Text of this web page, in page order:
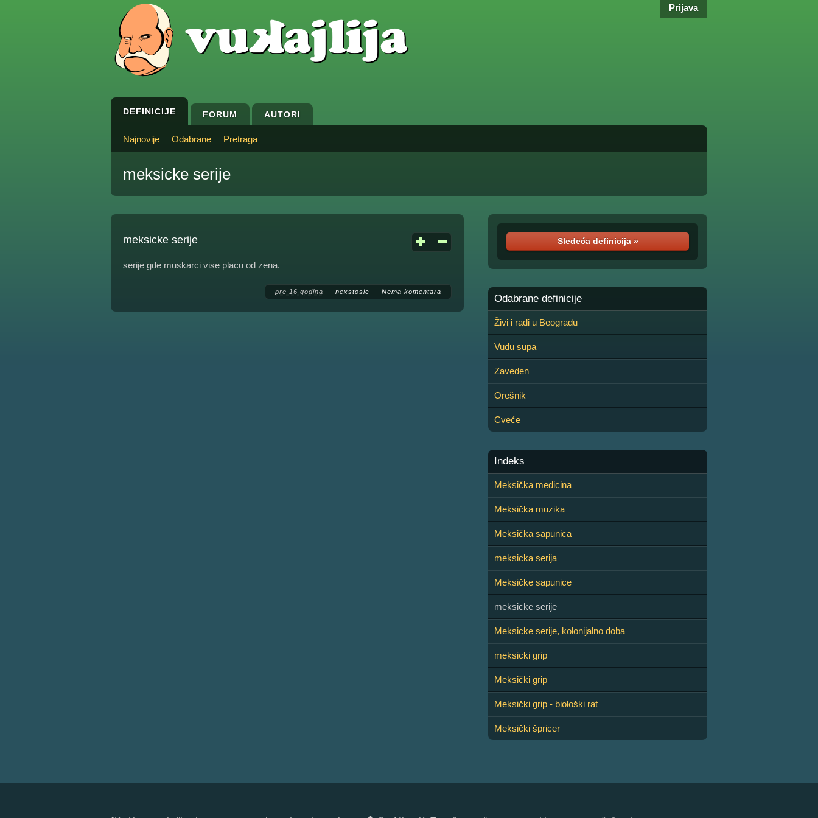
Prijava
DEFINICIJE FORUM AUTORI
Najnovije Odabrane Pretraga
meksicke serije
meksicke serije
serije gde muskarci vise placu od zena.
pre 16 godina nexstosic Nema komentara
Sledeća definicija »
Odabrane definicije
Živi i radi u Beogradu
Vudu supa
Zaveden
Orešnik
Cveće
Indeks
Meksička medicina
Meksička muzika
Meksička sapunica
meksicka serija
Meksičke sapunice
meksicke serije
Meksicke serije, kolonijalno doba
meksicki grip
Meksički grip
Meksički grip - biološki rat
Meksički špricer